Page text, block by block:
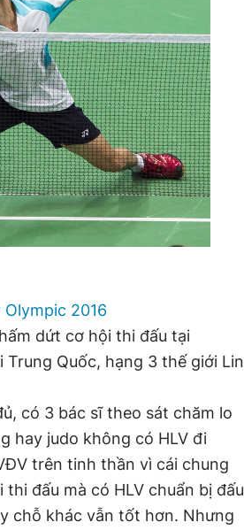
2016
dứt cơ hội thi đấu tại
Quốc, hạng 3 thế giới Lin
có 3 bác sĩ theo sát chăm lo
hay judo không có HLV đi
trên tinh thần vì cái chung
đấu mà có HLV chuẩn bị đấu
chỗ khác vẫn tốt hơn. Nhưng